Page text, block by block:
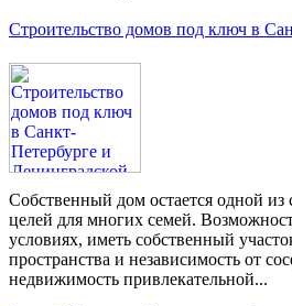
Строительство домов под ключ в
Собственный дом остается одной
целей для многих семей.
условиях, иметь собственный
пространства и независимость от
недвижимость привлекательной...